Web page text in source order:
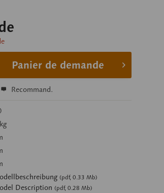
Panier de demande
Recommand.
(pdf, 0.33 Mb)
Description (pdf, 0.28 Mb)